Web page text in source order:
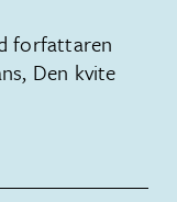
forfattaren
Den kvite